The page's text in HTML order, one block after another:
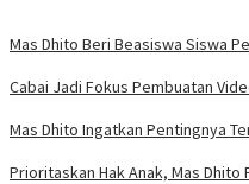
Mas Dhito Beri Beasiswa Siswa
Cabai Jadi Fokus Pembuatan
Mas Dhito Ingatkan Pentingnya
Prioritaskan Hak Anak, Mas